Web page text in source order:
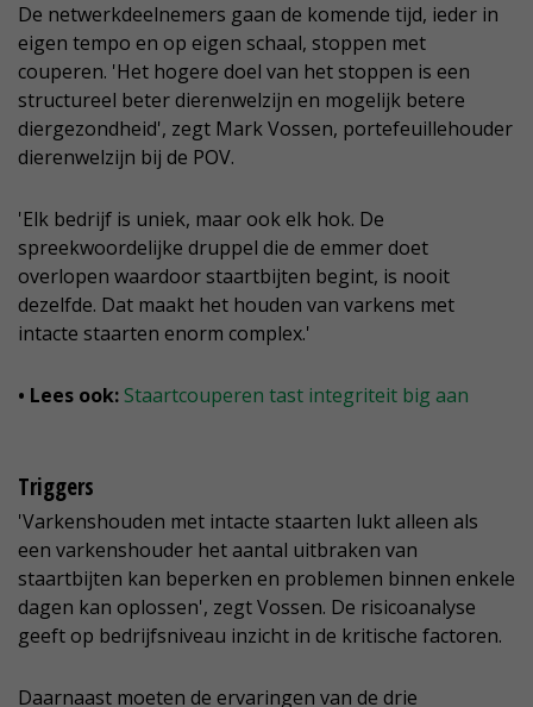
De netwerkdeelnemers gaan de komende tijd, ieder in
eigen tempo en op eigen schaal, stoppen met
couperen. 'Het hogere doel van het stoppen is een
structureel beter dierenwelzijn en mogelijk betere
diergezondheid', zegt Mark Vossen, portefeuillehouder
dierenwelzijn bij de POV.
'Elk bedrijf is uniek, maar ook elk hok. De
spreekwoordelijke druppel die de emmer doet
overlopen waardoor staartbijten begint, is nooit
dezelfde. Dat maakt het houden van varkens met
intacte staarten enorm complex.'
• Lees ook: Staartcouperen tast integriteit big aan
Triggers
'Varkenshouden met intacte staarten lukt alleen als
een varkenshouder het aantal uitbraken van
staartbijten kan beperken en problemen binnen enkele
dagen kan oplossen', zegt Vossen. De risicoanalyse
geeft op bedrijfsniveau inzicht in de kritische factoren.
Daarnaast moeten de ervaringen van de drie